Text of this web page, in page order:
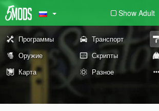
Show Adult
Программы Транспорт
Оружие
Скрипты
Карта
Разное